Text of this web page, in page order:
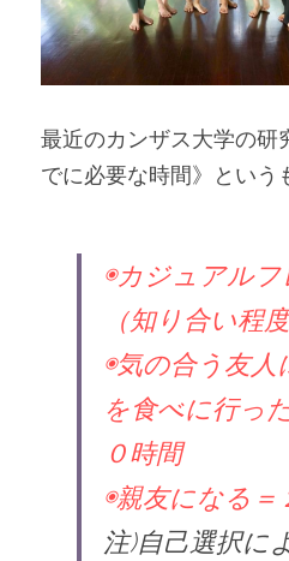
最近のカンザス大学の研
でに必要な時間》という
◉カジュアル
（知り合い程
◉気の合う友
を食べに行っ
０時間
◉親友になる＝
注)自己選択に